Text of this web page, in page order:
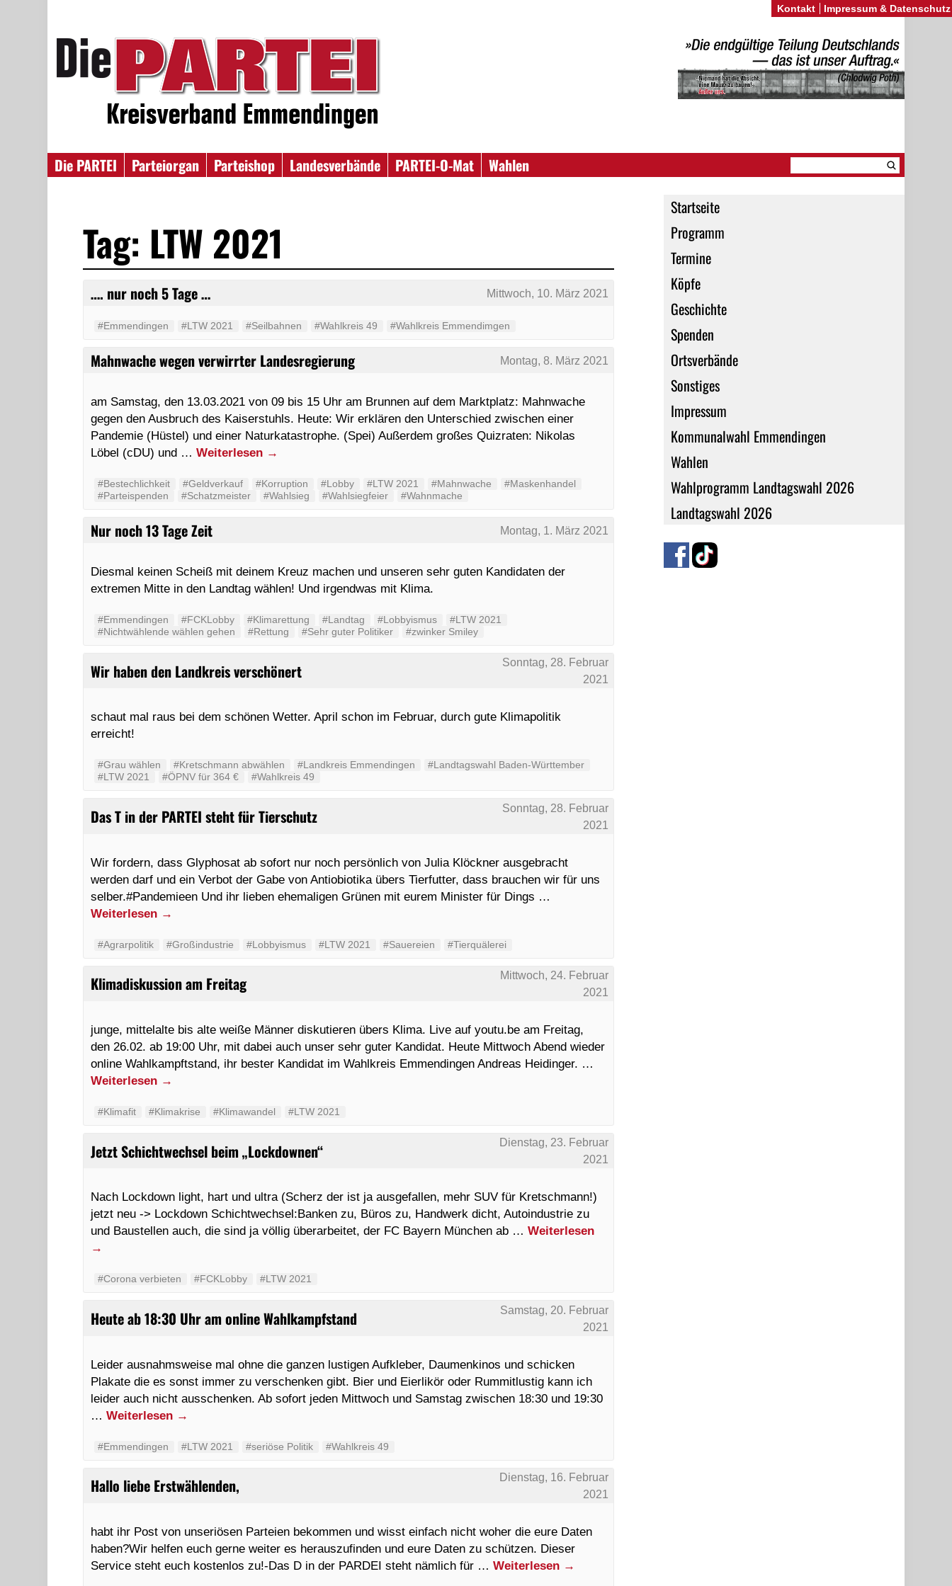
Die PARTEI Parteiorgan Parteishop Landesverbände PARTEI-O-Mat
Wahlen
Startseite
Programm
Termine
Köpfe
Geschichte
Spenden
Ortsverbände
Sonstiges
Impressum
Kommunalwahl Emmendingen
Wahlen
Wahlprogramm Landtagswahl 2026
Landtagswahl 2026
Tag: LTW 2021
…. nur noch 5 Tage … Mittwoch, 10. März 2021
#Emmendingen #LTW 2021 #Seilbahnen #Wahlkreis 49 #Wahlkreis Emmendimgen
Mahnwache wegen verwirrter Landesregierung Montag, 8. März 2021
am Samstag, den 13.03.2021 von 09 bis 15 Uhr am Brunnen auf dem Marktplatz: Mahnwache
gegen den Ausbruch des Kaiserstuhls. Heute: Wir erklären den Unterschied zwischen einer
Pandemie (Hüstel) und einer Naturkatastrophe. (Spei) Außerdem großes Quizraten: Nikolas
Löbel (cDU) und …Weiterlesen →
#Bestechlichkeit #Geldverkauf #Korruption #Lobby #LTW 2021 #Mahnwache
#Maskenhandel
#Parteispenden
#Schatzmeister #Wahlsieg #Wahlsiegfeier #Wahnmache
Nur noch 13 Tage Zeit Montag, 1. März 2021
Diesmal keinen Scheiß mit deinem Kreuz machen und unseren sehr guten Kandidaten der
extremen Mitte in den Landtag wählen! Und irgendwas mit Klima.
#Emmendingen #FCKLobby #Klimarettung #Landtag #Lobbyismus
#LTW 2021
#Nichtwählende wählen gehen
#Rettung #Sehr guter Politiker #zwinker Smiley
Wir haben den Landkreis verschönert
Sonntag, 28. Februar
2021
schaut mal raus bei dem schönen Wetter. April schon im Februar, durch gute Klimapolitik
erreicht!
#Grau wählen #Kretschmann abwählen #Landkreis Emmendingen
#Landtagswahl Baden-Württember
#LTW 2021
#ÖPNV für 364 € #Wahlkreis 49
Das T in der PARTEI steht für Tierschutz
Sonntag, 28. Februar
2021
Wir fordern, dass Glyphosat ab sofort nur noch persönlich von Julia Klöckner ausgebracht
werden darf und ein Verbot der Gabe von Antiobiotika übers Tierfutter, dass brauchen wir für uns
selber.#Pandemieen Und ihr lieben ehemaligen Grünen mit eurem Minister für Dings …
Weiterlesen →
#Agrarpolitik #Großindustrie #Lobbyismus #LTW 2021 #Sauereien #Tierquälerei
Klimadiskussion am Freitag
Mittwoch, 24. Februar
2021
junge, mittelalte bis alte weiße Männer diskutieren übers Klima. Live auf youtu.be am Freitag,
den 26.02. ab 19:00 Uhr, mit dabei auch unser sehr guter Kandidat. Heute Mittwoch Abend wieder
online Wahlkampftstand, ihr bester Kandidat im Wahlkreis Emmendingen Andreas Heidinger. …
Weiterlesen →
#Klimafit #Klimakrise #Klimawandel #LTW 2021
Jetzt Schichtwechsel beim „Lockdownen“
Dienstag, 23. Februar
2021
Nach Lockdown light, hart und ultra (Scherz der ist ja ausgefallen, mehr SUV für Kretschmann!)
jetzt neu -> Lockdown Schichtwechsel:Banken zu, Büros zu, Handwerk dicht, Autoindustrie zu
und Baustellen auch, die sind ja völlig überarbeitet, der FC Bayern München ab …Weiterlesen
→
#Corona verbieten #FCKLobby #LTW 2021
Heute ab 18:30 Uhr am online Wahlkampfstand
Samstag, 20. Februar
2021
Leider ausnahmsweise mal ohne die ganzen lustigen Aufkleber, Daumenkinos und schicken
Plakate die es sonst immer zu verschenken gibt. Bier und Eierlikör oder Rummitlustig kann ich
leider auch nicht ausschenken. Ab sofort jeden Mittwoch und Samstag zwischen 18:30 und 19:30
…Weiterlesen →
#Emmendingen #LTW 2021 #seriöse Politik #Wahlkreis 49
Hallo liebe Erstwählenden,
Dienstag, 16. Februar
2021
habt ihr Post von unseriösen Parteien bekommen und wisst einfach nicht woher die eure Daten
haben?Wir helfen euch gerne weiter es herauszufinden und eure Daten zu schützen. Dieser
Service steht euch kostenlos zu!-Das D in der PARDEI steht nämlich für …Weiterlesen →
Kontakt Impressum & Datenschutz